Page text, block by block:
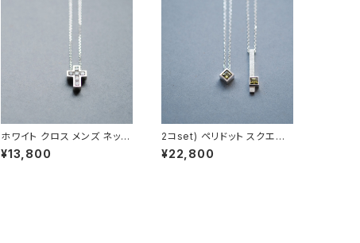
ホワイト クロス メンズ ネック
レス シルバー925
¥13,800
2コset) ペリドット スクエア
ペア ネックレス シルバー925
¥22,800